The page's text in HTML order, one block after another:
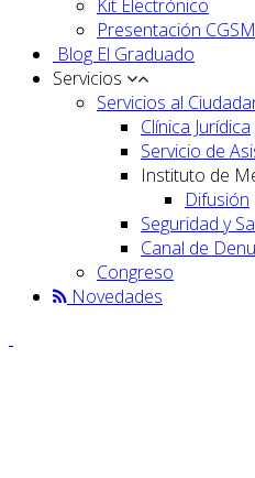
Kit Electrónico
Presentación CGSM
Blog El Graduado
Servicios
Servicios al
Clínica Jurídica
Servicio de
Instituto de
Difusión
Seguridad y
Canal de
Congreso
Novedades